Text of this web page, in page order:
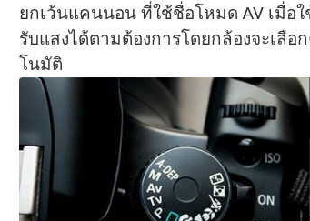
ยกเว้นแคนนอน ที่ใช้ชื่อโหมด AV เมื่อ
รับแสงได้ตามต้องการโดยกล้องจะเลือ
โนมัติ